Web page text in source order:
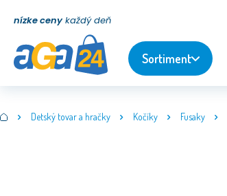
nízke ceny každý deň
Sortiment
Detský tovar a hračky Kočíky Fusaky